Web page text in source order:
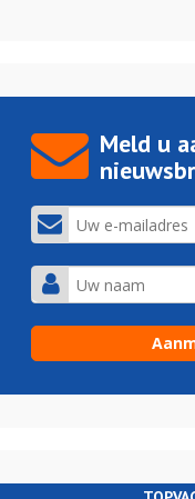
Meld u